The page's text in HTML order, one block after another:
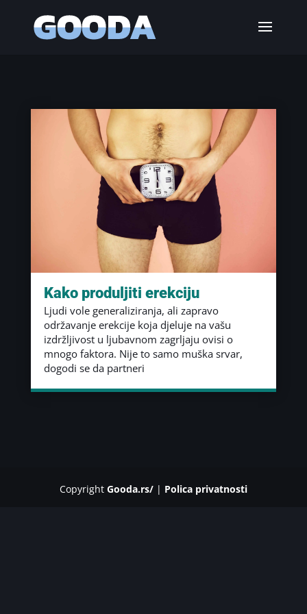
Kako produljiti erekciju
Ljudi vole generaliziranja, ali zapravo
održavanje erekcije koja djeluje na vašu
izdržljivost u ljubavnom zagrljaju ovisi o
mnogo faktora. Nije to samo muška srvar,
dogodi se da partneri
Copyright Gooda.rs/| Polica privatnosti